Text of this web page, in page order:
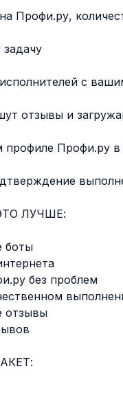
Профи.ру,
с
отзывы и
Профи.ру в
ЛУЧШЕ:
боты
без проблем
отзывы